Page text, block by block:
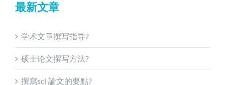
最新文章
学术文章撰写指导?
硕士论文撰写方法?
撰寫sci 論文的要點?